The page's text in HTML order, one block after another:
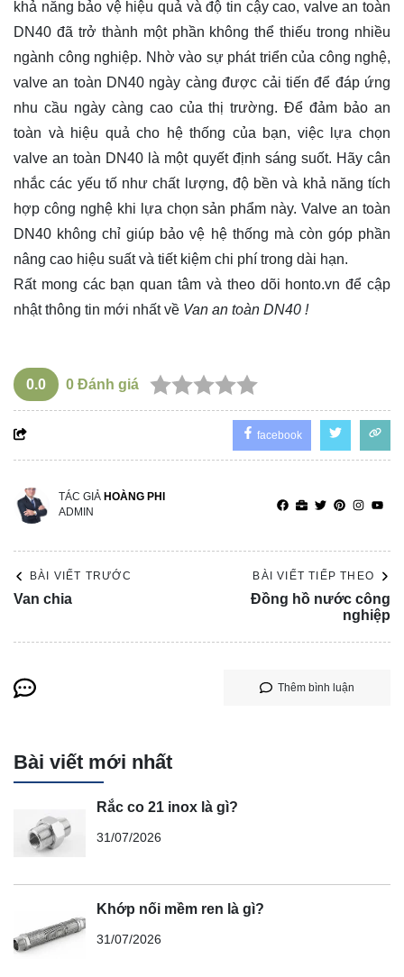
khả năng bảo vệ hiệu quả và độ tin cậy cao, valve an toàn
DN40 đã trở thành một phần không thể thiếu trong nhiều
ngành công nghiệp. Nhờ vào sự phát triển của công nghệ,
valve an toàn DN40 ngày càng được cải tiến để đáp ứng
nhu cầu ngày càng cao của thị trường. Để đảm bảo an
toàn và hiệu quả cho hệ thống của bạn, việc lựa chọn
valve an toàn DN40 là một quyết định sáng suốt. Hãy cân
nhắc các yếu tố như chất lượng, độ bền và khả năng tích
hợp công nghệ khi lựa chọn sản phẩm này. Valve an toàn
DN40 không chỉ giúp bảo vệ hệ thống mà còn góp phần
nâng cao hiệu suất và tiết kiệm chi phí trong dài hạn.
Rất mong các bạn quan tâm và theo dõi honto.vn để cập
nhật thông tin mới nhất về Van an toàn DN40 !
0.0 0 Đánh giá
facebook
TÁC GIẢ HOÀNG PHI
ADMIN
BÀI VIẾT TRƯỚC
Van chia
BÀI VIẾT TIẾP THEO
Đồng hồ nước công
nghiệp
Thêm bình luận
Bài viết mới nhất
Rắc co 21 inox là gì?
31/07/2026
Khớp nối mềm ren là gì?
31/07/2026